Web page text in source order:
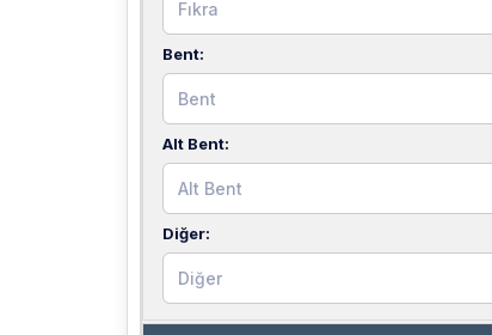
Bent:
Alt Bent:
Diğer: